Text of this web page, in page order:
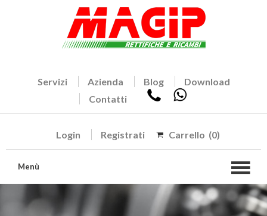
Servizi Azienda Blog
Download
Contatti
Login Registrati Carrello (0)
Menù